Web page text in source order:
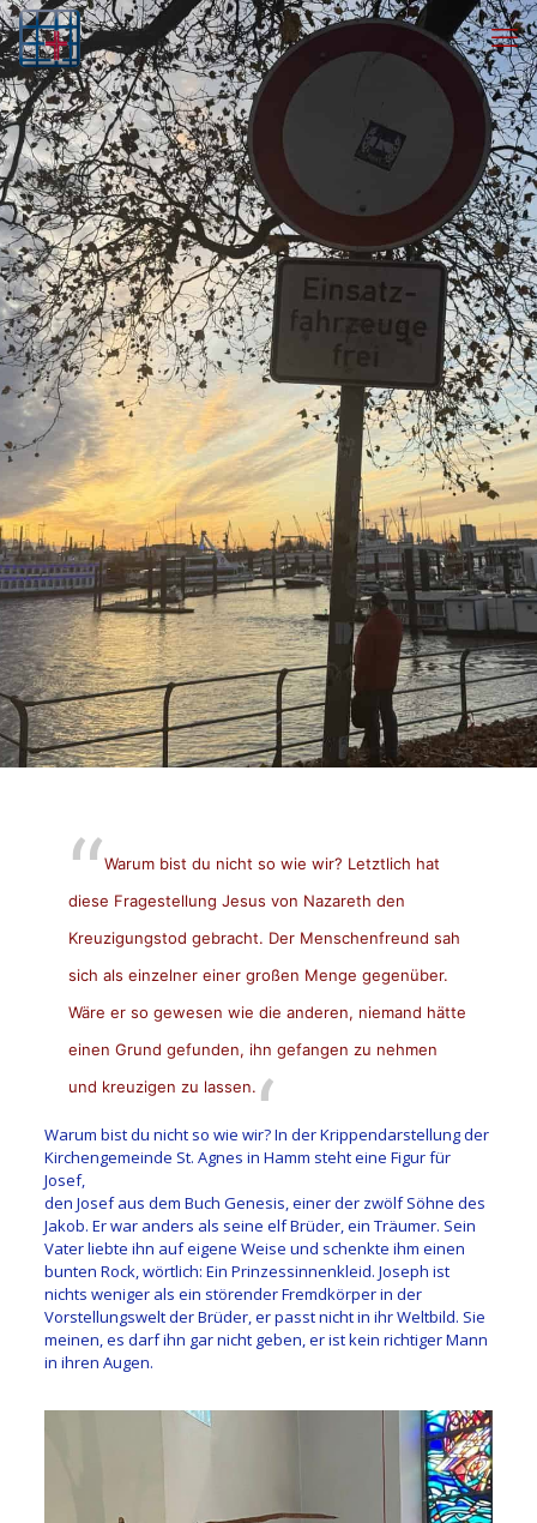
Warum bist du nicht so wie wir? Letztlich hat
diese Fragestellung Jesus von Nazareth den
Kreuzigungstod gebracht. Der Menschenfreund sah
sich als einzelner einer großen Menge gegenüber.
Wäre er so gewesen wie die anderen, niemand hätte
einen Grund gefunden, ihn gefangen zu nehmen
und kreuzigen zu lassen.
Warum bist du nicht so wie wir? In der Krippendarstellung der
Kirchengemeinde St. Agnes in Hamm steht eine Figur für
Josef,
den Josef aus dem Buch Genesis, einer der zwölf Söhne des
Jakob. Er war anders als seine elf Brüder, ein Träumer. Sein
Vater liebte ihn auf eigene Weise und schenkte ihm einen
bunten Rock, wörtlich: Ein Prinzessinnenkleid. Joseph ist
nichts weniger als ein störender Fremdkörper in der
Vorstellungswelt der Brüder, er passt nicht in ihr Weltbild. Sie
meinen, es darf ihn gar nicht geben, er ist kein richtiger Mann
in ihren Augen.